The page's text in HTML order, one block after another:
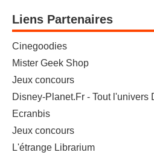
Liens Partenaires
Cinegoodies
Mister Geek Shop
Jeux concours
Disney-Planet.Fr - Tout l'univers
Ecranbis
Jeux concours
L'étrange Librarium